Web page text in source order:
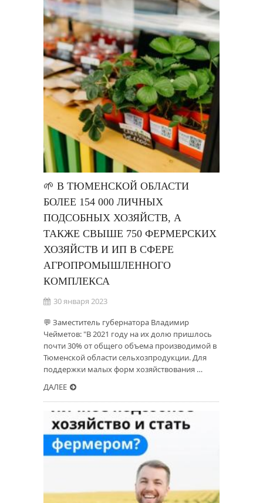
🌱 В ТЮМЕНСКОЙ ОБЛАСТИ
БОЛЕЕ 154 000 ЛИЧНЫХ
ПОДСОБНЫХ ХОЗЯЙСТВ, А
ТАКЖЕ СВЫШЕ 750 ФЕРМЕРСКИХ
ХОЗЯЙСТВ И ИП В СФЕРЕ
АГРОПРОМЫШЛЕННОГО
КОМПЛЕКСА
30 января 2023
💬 Заместитель губернатора Владимир
Чейметов: "В 2021 году на их долю пришлось
почти 30% от общего объема производимой в
Тюменской области сельхозпродукции. Для
поддержки малых форм хозяйствования …
ДАЛЕЕ